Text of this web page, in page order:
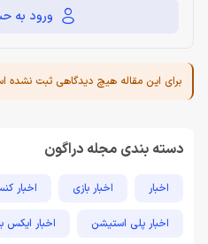
ورود به
برای این مقاله هیچ دیدگاهی ثبت نشده
دسته بندی مجله دراگون
اخبار اخبار بازی اخبار
اخبار پلی استیشن اخبار ایکس